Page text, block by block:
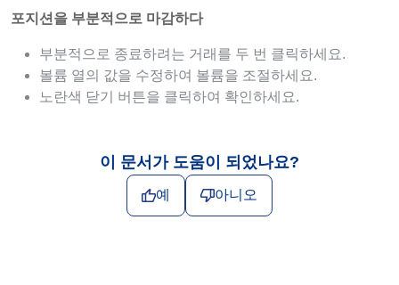
포지션을 부분적으로 마감하다
부분적으로 종료하려는 거래를 두 번 클릭하세요.
볼륨 열의 값을 수정하여 볼륨을 조절하세요.
노란색 닫기 버튼을 클릭하여 확인하세요.
이 문서가 도움이 되었나요?
예 아니오